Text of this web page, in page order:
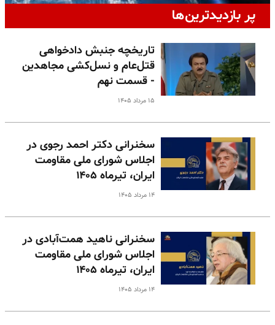
پر بازدیدترین‌ها
تاریخچه جنبش دادخواهی
قتل‌عام و نسل‌کشی مجاهدین
- قسمت نهم
۱۵ مرداد ۱۴۰۵
سخنرانی دکتر احمد رجوی در
اجلاس شورای ملی مقاومت
ایران، تیرماه ۱۴۰۵
۱۴ مرداد ۱۴۰۵
سخنرانی ناهید همت‌آبادی در
اجلاس شورای ملی مقاومت
ایران، تیرماه ۱۴۰۵
۱۴ مرداد ۱۴۰۵